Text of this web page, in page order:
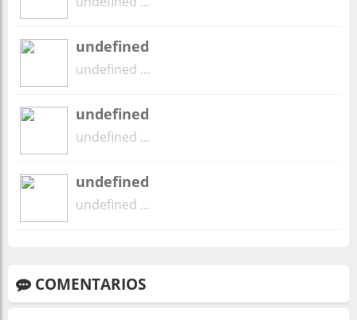
undefined
undefined ...
undefined
undefined ...
undefined
undefined ...
COMENTARIOS